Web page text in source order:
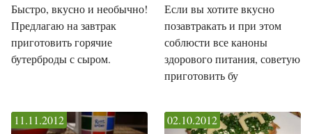
Быстро, вкусно и необычно!
Предлагаю на завтрак
приготовить горячие
бутерброды с сыром.
Если вы хотите вкусно
позавтракать и при этом
соблюсти все каноны
здорового питания, советую
приготовить бу
11.11.2012 02.10.2012